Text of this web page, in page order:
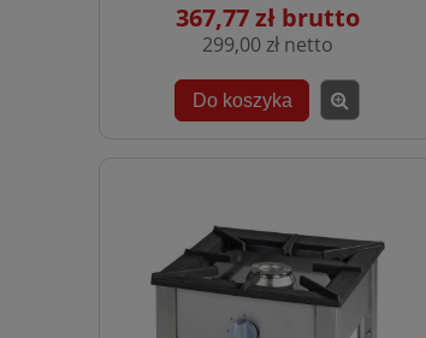
367,77 zł
299,00 zł
Do koszyka